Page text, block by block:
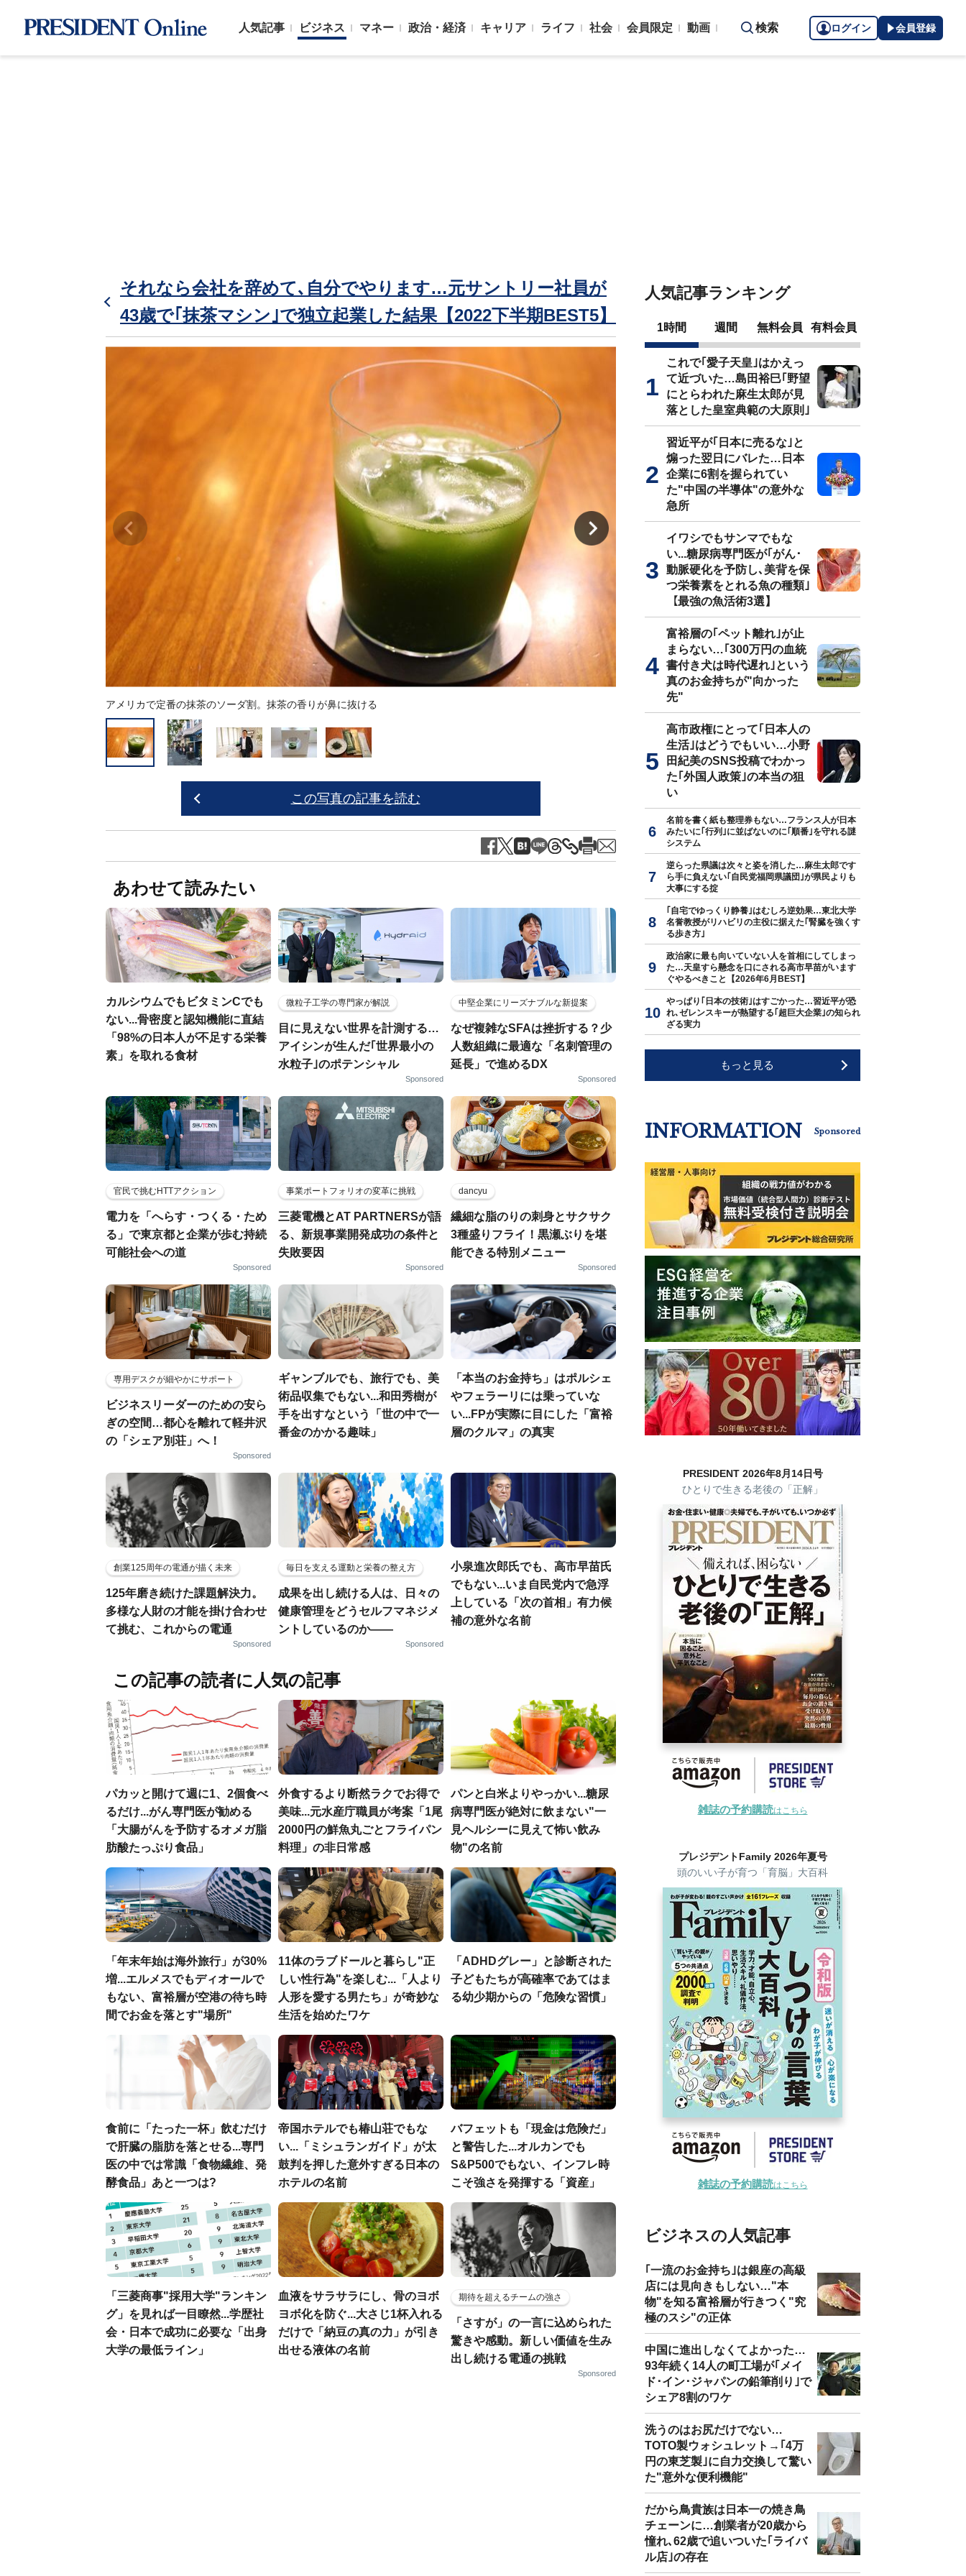
人気記事 ビジネス マネー 政治・経済 キャリア ライフ 社会 会員限定 動画 検索 ログイン 会員登録
それなら会社を辞めて､自分でやります…元サントリー社員が
43歳で｢抹茶マシン｣で独立起業した結果【2022下半期BEST5】
アメリカで定番の抹茶のソーダ割。抹茶の香りが鼻に抜ける オープン初日から行列が絶えない人気店となったSTONEMILL MATCHA
この写真の記事を読む
あわせて読みたい
カルシウムでもビタミンCでも
ない...骨密度と認知機能に直結
「98%の日本人が不足する栄養
素」を取れる食材
微粒子工学の専門家が解説
目に見えない世界を計測する…
アイシンが生んだ｢世界最小の
水粒子｣のポテンシャル
Sponsored
中堅企業にリーズナブルな新提案
なぜ複雑なSFAは挫折する？少
人数組織に最適な「名刺管理の
延長」で進めるDX
Sponsored
官民で挑むHTTアクション
電力を「へらす・つくる・ため
る」で東京都と企業が歩む持続
可能社会への道
Sponsored
事業ポートフォリオの変革に挑戦
三菱電機とAT PARTNERSが語
る、新規事業開発成功の条件と
失敗要因
Sponsored
dancyu
繊細な脂のりの刺身とサクサク
3種盛りフライ！黒瀬ぶりを堪
能できる特別メニュー
Sponsored
専用デスクが細やかにサポート
ビジネスリーダーのための安ら
ぎの空間…都心を離れて軽井沢
の「シェア別荘」へ！
Sponsored
ギャンブルでも、旅行でも、美
術品収集でもない...和田秀樹が
手を出すなという「世の中で一
番金のかかる趣味」
「本当のお金持ち」はポルシェ
やフェラーリには乗っていな
い...FPが実際に目にした「富裕
層のクルマ」の真実
創業125周年の電通が描く未来
125年磨き続けた課題解決力。
多様な人財の才能を掛け合わせ
て挑む、これからの電通
Sponsored
毎日を支える運動と栄養の整え方
成果を出し続ける人は、日々の
健康管理をどうセルフマネジメ
ントしているのか——
Sponsored
小泉進次郎氏でも、高市早苗氏
でもない...いま自民党内で急浮
上している「次の首相」有力候
補の意外な名前
この記事の読者に人気の記事
パカッと開けて週に1、2個食べ
るだけ...がん専門医が勧める
「大腸がんを予防するオメガ脂
肪酸たっぷり食品」
外食するより断然ラクでお得で
美味...元水産庁職員が考案「1尾
2000円の鮮魚丸ごとフライパン
料理」の非日常感
パンと白米よりやっかい...糖尿
病専門医が絶対に飲まない"一
見ヘルシーに見えて怖い飲み
物"の名前
「年末年始は海外旅行」が30%
増...エルメスでもディオールで
もない、富裕層が空港の待ち時
間でお金を落とす"場所"
11体のラブドールと暮らし"正
しい性行為"を楽しむ...「人より
人形を愛する男たち」が奇妙な
生活を始めたワケ
「ADHDグレー」と診断された
子どもたちが高確率であてはま
る幼少期からの「危険な習慣」
食前に「たった一杯」飲むだけ
で肝臓の脂肪を落とせる...専門
医の中では常識「食物繊維、発
酵食品」あと一つは?
帝国ホテルでも椿山荘でもな
い...「ミシュランガイド」が太
鼓判を押した意外すぎる日本の
ホテルの名前
バフェットも「現金は危険だ」
と警告した...オルカンでも
S&P500でもない、インフレ時
こそ強さを発揮する「資産」
「三菱商事"採用大学"ランキン
グ」を見れば一目瞭然...学歴社
会・日本で成功に必要な「出身
大学の最低ライン」
血液をサラサラにし、骨のヨボ
ヨボ化を防ぐ...大さじ1杯入れる
だけで「納豆の真の力」が引き
出せる液体の名前
期待を超えるチームの強さ
「さすが」の一言に込められた
驚きや感動。新しい価値を生み
出し続ける電通の挑戦
Sponsored
人気記事ランキング
1時間 週間 無料会員 有料会員
これで｢愛子天皇｣はかえっ
て近づいた…島田裕巳｢野望
にとらわれた麻生太郎が見
落とした皇室典範の大原則｣
習近平が｢日本に売るな｣と
煽った翌日にバレた…日本
企業に6割を握られてい
た"中国の半導体"の意外な
急所
イワシでもサンマでもな
い...糖尿病専門医が｢がん･
動脈硬化を予防し､美背を保
つ栄養素をとれる魚の種類｣
【最強の魚活術3選】
富裕層の｢ペット離れ｣が止
まらない…｢300万円の血統
書付き犬は時代遅れ｣という
真のお金持ちが"向かった
先"
高市政権にとって｢日本人の
生活｣はどうでもいい…小野
田紀美のSNS投稿でわかっ
た｢外国人政策｣の本当の狙
い
名前を書く紙も整理券もない…フランス人が日本
みたいに｢行列｣に並ばないのに｢順番｣を守れる謎
システム
逆らった県議は次々と姿を消した…麻生太郎です
ら手に負えない｢自民党福岡県議団｣が県民よりも
大事にする掟
｢自宅でゆっくり静養｣はむしろ逆効果…東北大学
名誉教授がリハビリの主役に据えた｢腎臓を強くす
る歩き方｣
政治家に最も向いていない人を首相にしてしまっ
た…天皇すら懸念を口にされる高市早苗がいます
ぐやるべきこと【2026年6月BEST】
やっぱり｢日本の技術｣はすごかった…習近平が恐
れ､ゼレンスキーが熱望する｢超巨大企業｣の知られ
ざる実力
もっと見る
INFORMATION Sponsored
PRESIDENT 2026年8月14日号
ひとりで生きる老後の「正解」
雑誌の予約購読はこちら
プレジデントFamily 2026年夏号
頭のいい子が育つ「育脳」大百科
雑誌の予約購読はこちら
ビジネスの人気記事
｢一流のお金持ち｣は銀座の高級
店には見向きもしない…"本
物"を知る富裕層が行きつく"究
極のスシ"の正体
中国に進出しなくてよかった…
93年続く14人の町工場が｢メイ
ド･イン･ジャパンの鉛筆削り｣で
シェア8割のワケ
洗うのはお尻だけでない…
TOTO製ウォシュレット→｢4万
円の東芝製｣に自力交換して驚い
た"意外な便利機能"
だから鳥貴族は日本一の焼き鳥
チェーンに…創業者が20歳から
憧れ､62歳で追いついた｢ライバ
ル店｣の存在